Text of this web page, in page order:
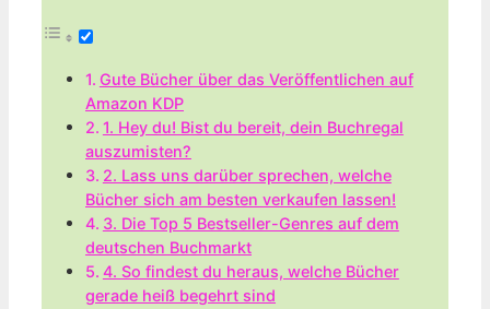
Gute Bücher über das Veröffentlichen auf
Amazon KDP
1. Hey du! Bist du bereit, dein Buchregal
auszumisten?
2. Lass uns darüber sprechen, welche
Bücher sich am besten verkaufen lassen!
3. Die Top 5 Bestseller-Genres auf dem
deutschen Buchmarkt
4. So findest du heraus, welche Bücher
gerade heiß begehrt sind